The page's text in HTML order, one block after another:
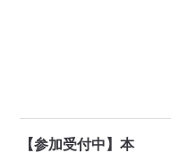
【参加受付中】本